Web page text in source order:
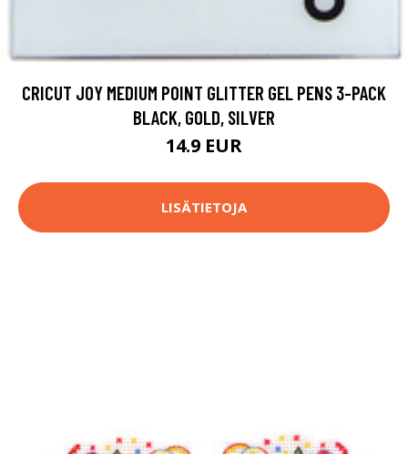
CRICUT JOY MEDIUM POINT GLITTER GEL PENS 3-PACK
BLACK, GOLD, SILVER
14.9 EUR
LISÄTIETOJA